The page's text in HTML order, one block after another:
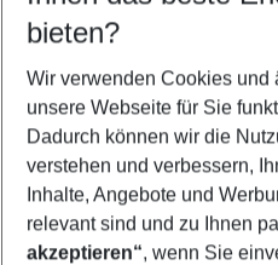
Your departure airport
Any airport
Select your date range
09/08/26–07/08/27 5-
Who will travel
2 adults No children
Show
bieten?
Wir verwenden Cookies und
unsere Webseite für Sie
Dadurch können wir die
verstehen und verbessern,
Inhalte, Angebote und
relevant sind und zu Ihnen
akzeptieren“, wenn Sie